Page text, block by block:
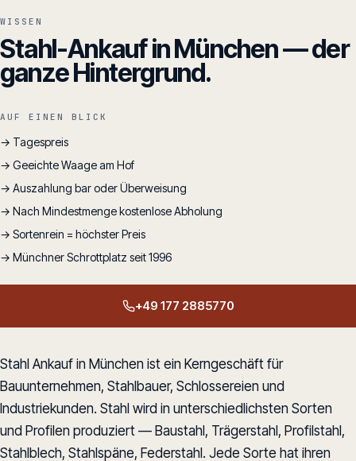
WISSEN
Stahl-Ankauf in München — der
ganze Hintergrund.
AUF EINEN BLICK
→ Tagespreis
→ Geeichte Waage am Hof
→ Auszahlung bar oder Überweisung
→ Nach Mindestmenge kostenlose Abholung
→ Sortenrein = höchster Preis
→ Münchner Schrottplatz seit 1996
+49 177 2885770
Stahl Ankauf in München ist ein Kerngeschäft für
Bauunternehmen, Stahlbauer, Schlossereien und
Industriekunden. Stahl wird in unterschiedlichsten Sorten
und Profilen produziert — Baustahl, Trägerstahl, Profilstahl,
Stahlblech, Stahlspäne, Federstahl. Jede Sorte hat ihren